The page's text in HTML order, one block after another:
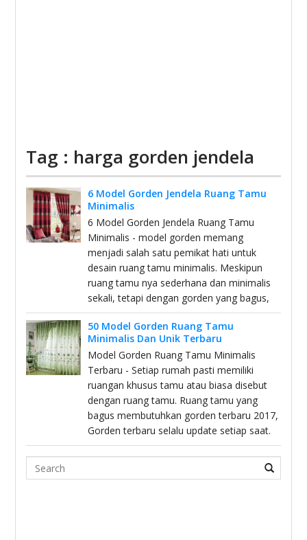
Tag : harga gorden jendela
6 Model Gorden Jendela Ruang Tamu
Minimalis
6 Model Gorden Jendela Ruang Tamu
Minimalis - model gorden memang
menjadi salah satu pemikat hati untuk
desain ruang tamu minimalis. Meskipun
ruang tamu nya sederhana dan minimalis
sekali, tetapi dengan gorden yang bagus,
50 Model Gorden Ruang Tamu
Minimalis Dan Unik Terbaru
Model Gorden Ruang Tamu Minimalis
Terbaru - Setiap rumah pasti memiliki
ruangan khusus tamu atau biasa disebut
dengan ruang tamu. Ruang tamu yang
bagus membutuhkan gorden terbaru 2017,
Gorden terbaru selalu update setiap saat.
Search